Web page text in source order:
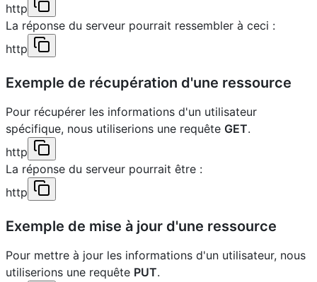
http
La réponse du serveur pourrait ressembler à ceci :
http
Exemple de récupération d'une ressource
Pour récupérer les informations d'un utilisateur
spécifique, nous utiliserions une requête GET.
http
La réponse du serveur pourrait être :
http
Exemple de mise à jour d'une ressource
Pour mettre à jour les informations d'un utilisateur, nous
utiliserions une requête PUT.